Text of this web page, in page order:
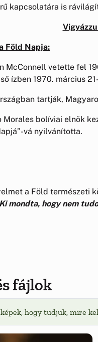
kapcsolatára is
Föld Napja:
McConnell vetette fel
ízben 1970. március
tartják,
Morales bolíviai elnök
vá nyilvánította.
a Föld természeti
mondta, hogy nem
fájlok
hogy tudjuk, mire